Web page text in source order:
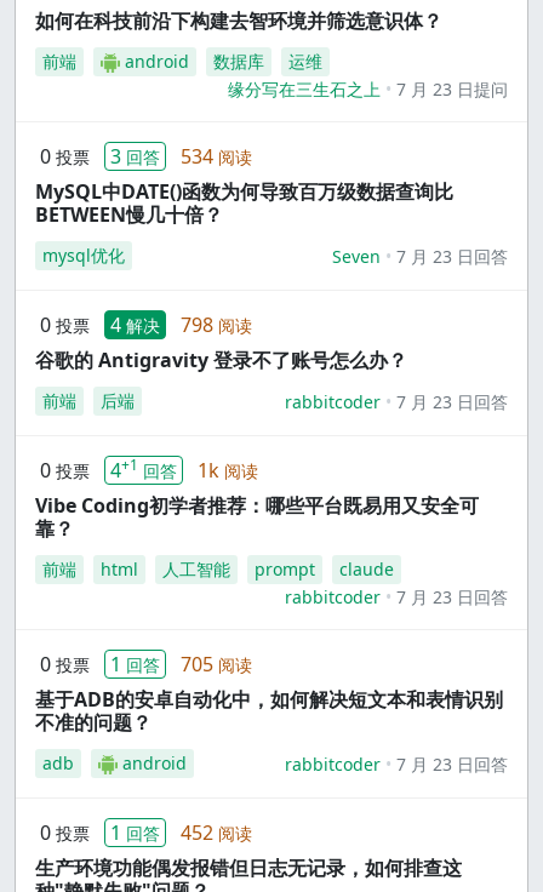
如何在科技前沿下构建去智环境并筛选意识体？
前端 android 数据库
运维
缘分写在三生石之上
7 月 23 日提问
0 投票 3 回答 534 阅读
MySQL中DATE()函数为何导致百万级数据查询比
BETWEEN慢几十倍？
mysql优化 Seven 7 月 23 日回答
0 投票 4 解决 798 阅读
谷歌的 Antigravity 登录不了账号怎么办？
前端 后端 rabbitcoder 7 月 23 日回答
0 投票 4+1 回答 1k 阅读
Vibe Coding初学者推荐：哪些平台既易用又安全可
靠？
前端 html 人工智能 prompt
claude
rabbitcoder
7 月 23 日回答
0 投票 1 回答 705 阅读
基于ADB的安卓自动化中，如何解决短文本和表情识别
不准的问题？
adb android rabbitcoder 7 月 23 日回答
0 投票 1 回答 452 阅读
生产环境功能偶发报错但日志无记录，如何排查这